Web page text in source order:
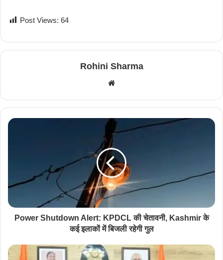
Post Views: 64
Rohini Sharma
b
s
i
Power Shutdown Alert: KPDCL की चेतावनी, Kashmir के
कई इलाकों में बिजली रहेगी गुल